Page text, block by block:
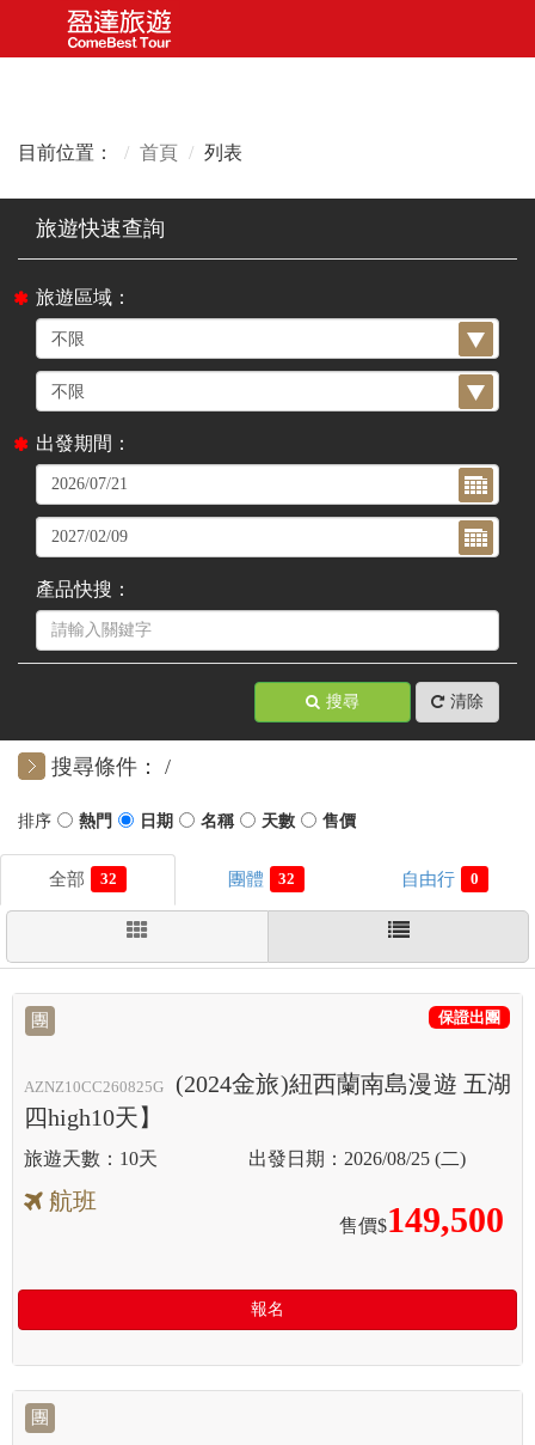
目前位置： 首頁 列表
旅遊區域：
出發期間：
產品快搜：
搜尋 清除
搜尋條件：
32 32 0
團
AZNZ10CC260825G
(2024金旅)紐西蘭南島漫遊 五湖
四high10天】
保證出團
10天 2026/08/25 (二)
航班
售價$149,500
報名
團